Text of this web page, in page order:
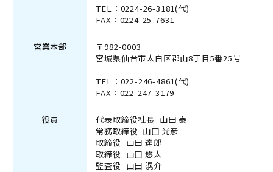
TEL：0224-26-3181(代)
FAX：0224-25-7631
営業本部
〒982-0003
宮城県仙台市太白区郡山8丁目5番25号
TEL：022-246-4861(代)
FAX：022-247-3179
役員
代表取締役社長 山田 泰
常務取締役 山田 光彦
取締役 山田 達郎
取締役 山田 悠太
監査役 山田 滉介